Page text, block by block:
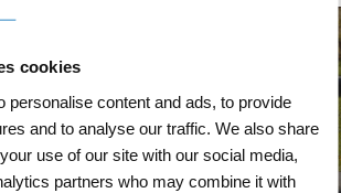
cookies
personalise content and ads, to provide
and to analyse our traffic. We also share
use of our site with our social media,
partners who may combine it with